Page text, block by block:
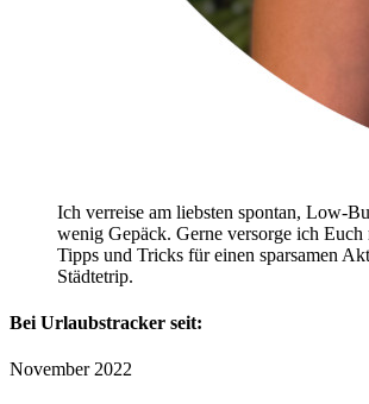
Ich verreise am liebsten spontan, Low-
wenig Gepäck. Gerne versorge ich
Tipps und Tricks für einen sparsamen
Städtetrip.
Bei Urlaubstracker seit:
November 2022